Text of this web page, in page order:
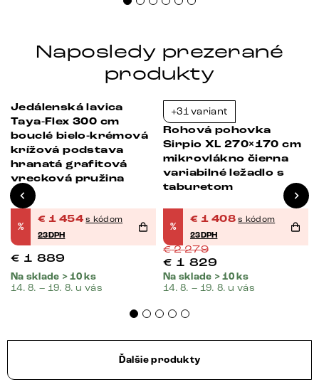
Naposledy prezerané
produkty
Jedálenská lavica
Taya-Flex 300 cm
bouclé bielo-krémová
krížová podstava
hranatá grafitová
vrecková pružina
%
€ 1 454 s kódom
23DPH
€ 1 889
Na sklade > 10 ks
14. 8. – 19. 8. u vás
+31 variant
Rohová pohovka
Sirpio XL 270×170 cm
mikrovlákno čierna
variabilné ležadlo s
taburetom
%
€ 1 408 s kódom
23DPH
€2 279
€ 1 829
Na sklade > 10 ks
14. 8. – 19. 8. u vás
Ďalšie produkty